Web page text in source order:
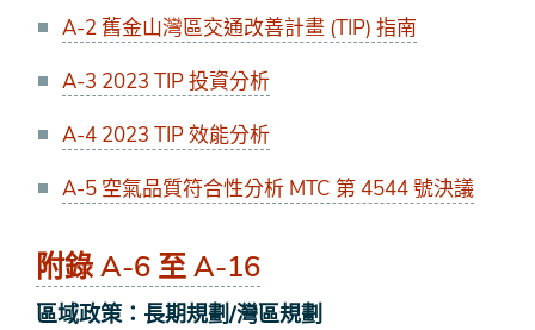
A-2 舊金山灣區交通改善計畫 (TIP) 指南
A-3 2023 TIP 投資分析
A-4 2023 TIP 效能分析
A-5 空氣品質符合性分析 MTC 第 4544 號決議
附錄 A-6 至 A-16
區域政策：長期規劃/灣區規劃